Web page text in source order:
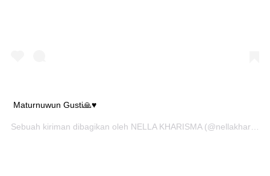
Maturnuwun Gusti🙏♥️
Sebuah kiriman dibagikan oleh NELLA KHARISMA(@nellakharisma) pada